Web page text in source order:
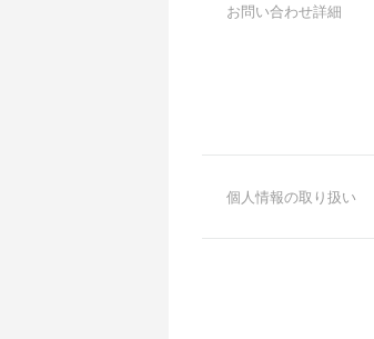
お問い合わせ詳細
個人情報の取り扱い